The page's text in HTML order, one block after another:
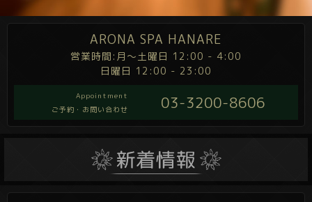
ARONA SPA HANARE
営業時間:月～土曜日 12:00 - 4:00
日曜日 12:00 - 23:00
Appointment
ご予約・お問い合わせ
03-3200-8606